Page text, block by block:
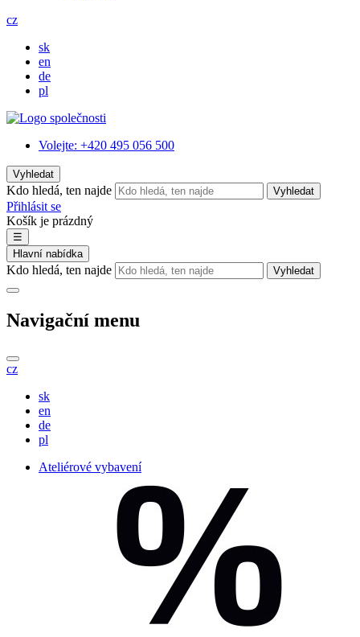
cz
sk
en
de
pl
Volejte: +420 495 056 500
Vyhledat
Kdo hledá, ten najde Vyhledat
Přihlásit se
Košík je prázdný
☰
Hlavní nabídka
Kdo hledá, ten najde Vyhledat
Navigační menu
cz
sk
en
de
pl
Ateliérové vybavení